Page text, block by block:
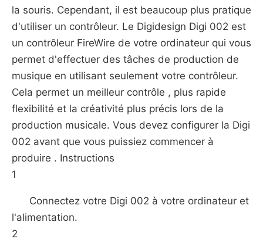
la souris. Cependant, il est beaucoup plus pratique
d'utiliser un contrôleur. Le Digidesign Digi 002 est
un contrôleur FireWire de votre ordinateur qui vous
permet d'effectuer des tâches de production de
musique en utilisant seulement votre contrôleur.
Cela permet un meilleur contrôle , plus rapide
flexibilité et la créativité plus précis lors de la
production musicale. Vous devez configurer la Digi
002 avant que vous puissiez commencer à
produire . Instructions
1
Connectez votre Digi 002 à votre ordinateur et
l'alimentation.
2